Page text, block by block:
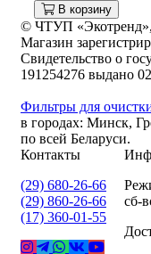
В корзину
© ЧТУП «Экотренд»,
Магазин
Свидетельство о
191254276 выдано
Фильтры для
в городах: Минск,
по всей Беларуси.
Контакты
(29) 680-26-66
(29) 860-26-66
(17) 360-01-55
сб-